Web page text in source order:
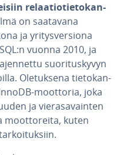
re­laa­tio­tie­to­kan­
on saatavana
ja yri­tys­ver­sio­na
vuonna 2010, ja
suo­ri­tus­ky­vyn
Ole­tuk­se­na tie­to­kan­
moottoria, joka
ja vie­ra­sa­vain­ten
moot­to­rei­ta, kuten